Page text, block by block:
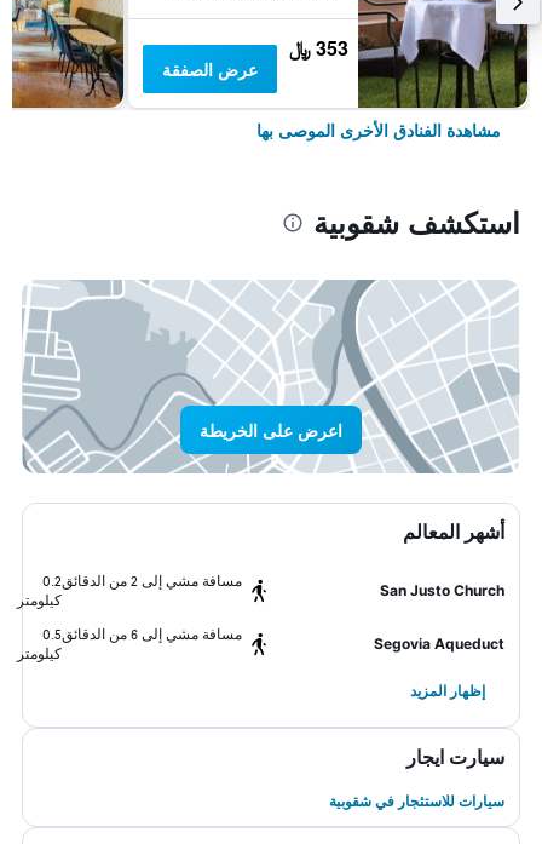
353 ﷼
عرض الصفقة
مشاهدة الفنادق الأخرى الموصى بها
استكشف شقوبية
اعرض على الخريطة
أشهر المعالم
San Justo Church
مسافة مشي إلى 2 من الدقائق
0.2
كيلومتر
Segovia Aqueduct
مسافة مشي إلى 6 من الدقائق
0.5
كيلومتر
إظهار المزيد
سيارت ايجار
سيارات للاستئجار في شقوبية